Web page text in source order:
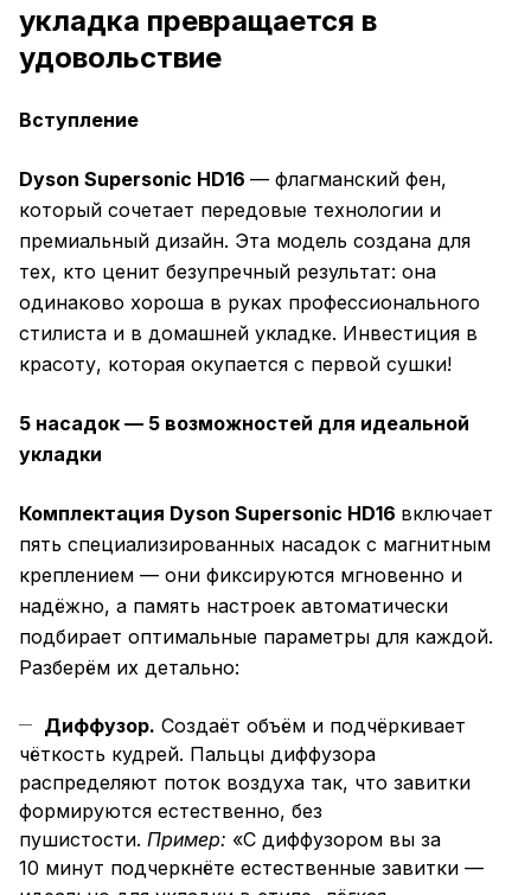
укладка превращается в
удовольствие
Вступление
Dyson Supersonic HD16 — флагманский фен,
который сочетает передовые технологии и
премиальный дизайн. Эта модель создана для
тех, кто ценит безупречный результат: она
одинаково хороша в руках профессионального
стилиста и в домашней укладке. Инвестиция в
красоту, которая окупается с первой сушки!
5 насадок — 5 возможностей для идеальной
укладки
Комплектация Dyson Supersonic HD16 включает
пять специализированных насадок с магнитным
креплением — они фиксируются мгновенно и
надёжно, а память настроек автоматически
подбирает оптимальные параметры для каждой.
Разберём их детально:
Диффузор. Создаёт объём и подчёркивает
чёткость кудрей. Пальцы диффузора
распределяют поток воздуха так, что завитки
формируются естественно, без
пушистости. Пример: «С диффузором вы за
10 минут подчеркнёте естественные завитки —